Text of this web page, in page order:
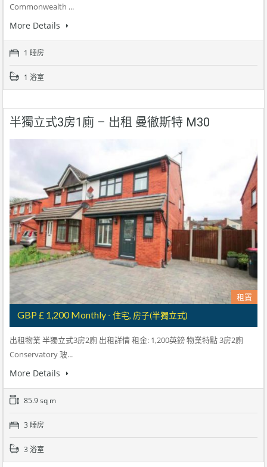
Commonwealth ...
More Details
1 睡房
1 浴室
半獨立式3房1廁 – 出租 曼徹斯特 M30
租置
GBP £ 1,200 Monthly - 住宅, 房子(半獨立式)
出租物業 半獨立式3房2廁 出租詳情 租金: 1,200英鎊 物業特點 3房2廁
Conservatory 玻...
More Details
85.9 sq m
3 睡房
3 浴室